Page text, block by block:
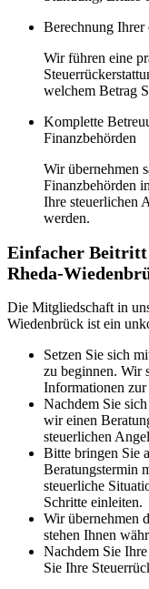
Berechnung Ihrer
Wir führen eine
welchem Betrag
Komplette
Finanzbehörden
Wir übernehmen
Finanzbehörden
Ihre steuerlichen
werden.
Einfacher Beitritt
Rheda-
Die Mitgliedschaft in
Wiedenbrück ist ein
Setzen Sie sich
zu beginnen. Wir
Informationen
Nachdem Sie
wir einen
steuerlichen
Bitte bringen Sie
Beratungstermin
steuerliche
Schritte einleiten.
Wir übernehmen
stehen Ihnen
Nachdem Sie
Sie Ihre